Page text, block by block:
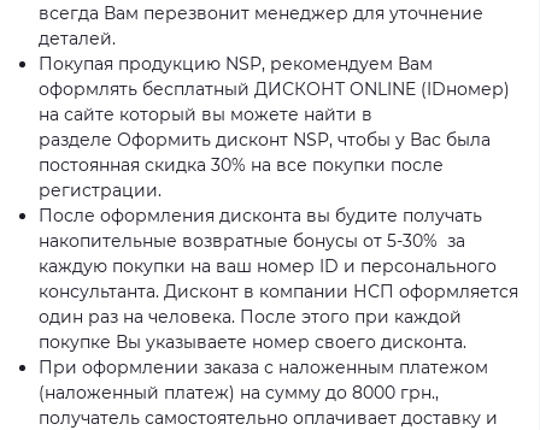
всегда Вам перезвонит менеджер для уточнение
деталей.
Покупая продукцию NSP, рекомендуем Вам
оформлять бесплатный ДИСКОНТ ONLINE (IDномер)
на сайте который вы можете найти в
разделе Оформить дисконт NSP, чтобы у Вас была
постоянная скидка 30% на все покупки после
регистрации.
После оформления дисконта вы будите получать
накопительные возвратные бонусы от 5-30% за
каждую покупки на ваш номер ID и персонального
консультанта. Дисконт в компании НСП оформляется
один раз на человека. После этого при каждой
покупке Вы указываете номер своего дисконта.
При оформлении заказа с наложенным платежом
(наложенный платеж) на сумму до 8000 грн.,
получатель самостоятельно оплачивает доставку и